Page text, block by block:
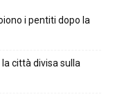
i pentiti dopo la
città divisa sulla